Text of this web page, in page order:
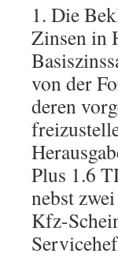
1. Die
Zinsen in
von der
deren
Plus 1.6
nebst
Kfz-